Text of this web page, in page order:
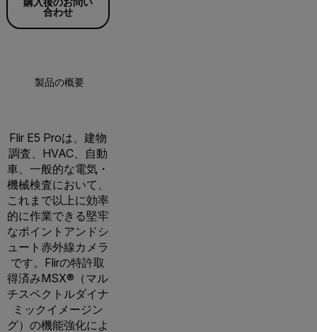
合わせ
製品の概要
Flir E5 Proは、建物
調査、HVAC、自動
車、一般的な電気・
機械検査において、
これまで以上に効率
的に作業できる堅牢
なポイントアンドシ
ュート赤外線カメラ
です。Flirの特許取
得済みMSX®（マル
チスペクトルダイナ
ミックイメージン
グ）の機能強化によ